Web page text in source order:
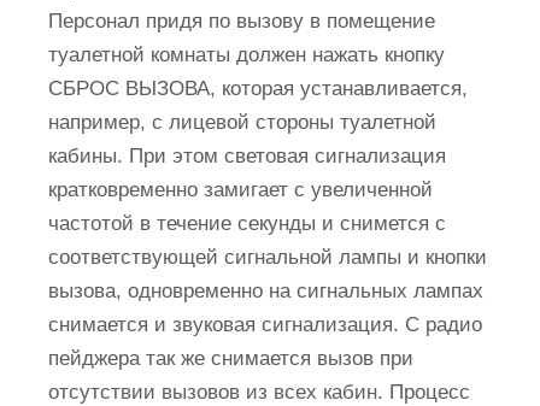
Персонал придя по вызову в помещение
туалетной комнаты должен нажать кнопку
СБРОС ВЫЗОВА, которая устанавливается,
например, с лицевой стороны туалетной
кабины. При этом световая сигнализация
кратковременно замигает с увеличенной
частотой в течение секунды и снимется с
соответствующей сигнальной лампы и кнопки
вызова, одновременно на сигнальных лампах
снимается и звуковая сигнализация. С радио
пейджера так же снимается вызов при
отсутствии вызовов из всех кабин. Процесс